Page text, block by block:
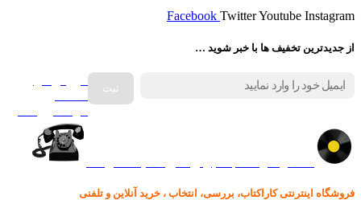
Facebook TwitterYoutube Instagram
از جدیدترین تخفیف ها با خبر شوید …
فروش انواع
فروشگاه اینترنتی کاراکتاب، بررسی، انتخاب ، خرید آنلاین و تلفنی